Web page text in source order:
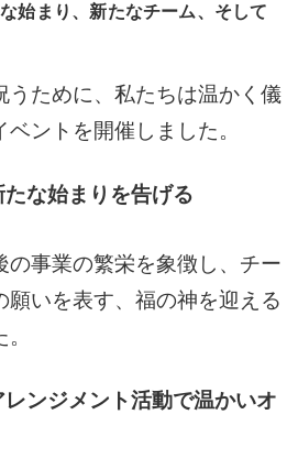
始まり、新たなチーム、そして
うために、私たちは温かく儀
ントを開催しました。
な始まりを告げる
の事業の繁栄を象徴し、チー
願いを表す、福の神を迎える
ンジメント活動で温かいオ